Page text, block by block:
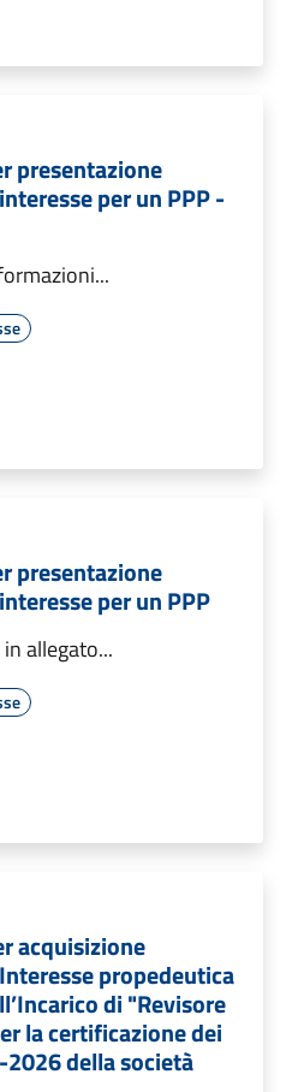
presentazione
per un PPP -
presentazione
per un PPP
allegato...
acquisizione
propedeutica
di "Revisore
la certificazione dei
della società